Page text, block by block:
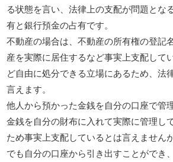
る状態を言い、法律上の支配が問題とな
有と銀行預金の占有です。
不動産の場合は、不動産の所有権の登記
産を実際に居住するなど事実上支配して
ど自由に処分できる立場にあるため、法
言えます。
他人から預かった金銭を自分の口座で管
金銭を自分の財布に入れて実際に管理し
ため事実上支配しているとは言えません
でも自分の口座から引き出すことができ